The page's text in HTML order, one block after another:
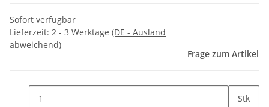
Sofort verfügbar
Lieferzeit: 2 - 3 Werktage (DE - Ausland
abweichend)
Frage zum Artikel
Stk